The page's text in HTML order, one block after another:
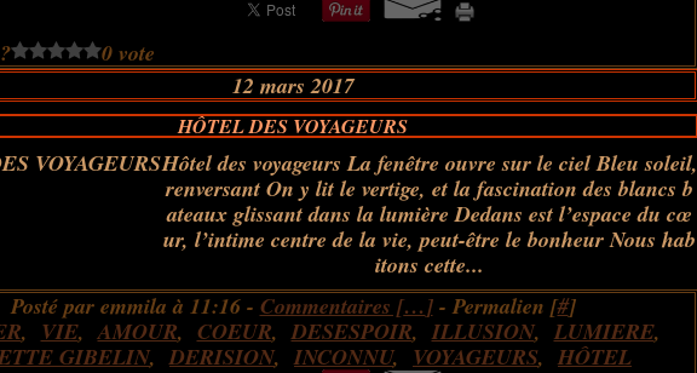
0 vote
12 mars 2017
HÔTEL DES VOYAGEURS
Hôtel des voyageurs La fenêtre ouvre sur le ciel Bleu soleil,
renversant On y lit le vertige, et la fascination des blancs b
ateaux glissant dans la lumière Dedans est l’espace du cœ
ur, l’intime centre de la vie, peut-être le bonheur Nous hab
itons cette...
Posté par emmila à 11:16 - Commentaires […]- Permalien [#]
, VIE,AMOUR, COEUR,DESESPOIR,ILLUSION, LUMIERE,
GIBELIN,DERISION,INCONNU, VOYAGEURS, HÔTEL